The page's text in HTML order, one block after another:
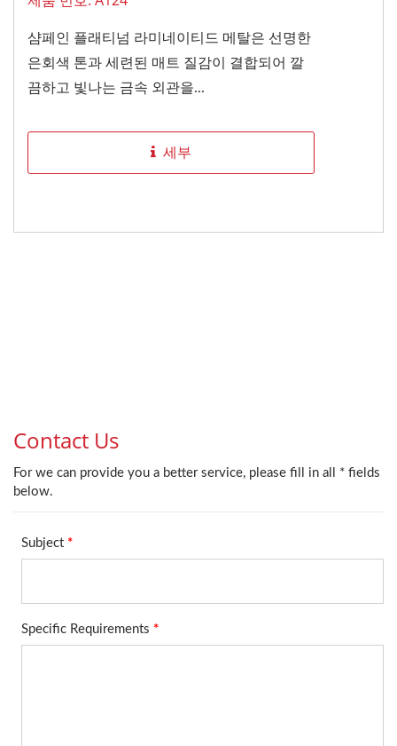
샴페인 플래티넘 라미네이티드 메탈은 선명한
은회색 톤과 세련된 매트 질감이 결합되어 깔
끔하고 빛나는 금속 외관을...
세부